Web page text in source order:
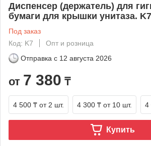
Диспенсер (держатель) для
бумаги для крышки унитаза. K7
Под заказ
Код: K7
Опт и розница
Отправка с 12 августа 2026
от 7 380 ₸
4 500 ₸ от 2 шт. 4 300 ₸ от 10 шт. 4
Купить